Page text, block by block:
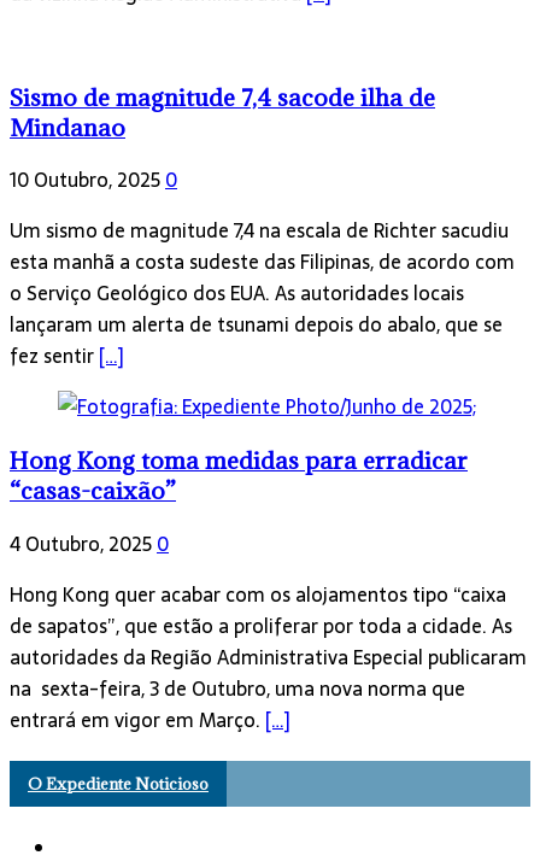
Sismo de magnitude 7,4 sacode ilha de
Mindanao
10 Outubro, 20250
Um sismo de magnitude 7,4 na escala de Richter sacudiu
esta manhã a costa sudeste das Filipinas, de acordo com
o Serviço Geológico dos EUA. As autoridades locais
lançaram um alerta de tsunami depois do abalo, que se
fez sentir[…]
Hong Kong toma medidas para erradicar
“casas-caixão”
4 Outubro, 20250
Hong Kong quer acabar com os alojamentos tipo “caixa
de sapatos”, que estão a proliferar por toda a cidade. As
autoridades da Região Administrativa Especial publicaram
na sexta-feira, 3 de Outubro, uma nova norma que
entrará em vigor em Março. […]
O Expediente Noticioso